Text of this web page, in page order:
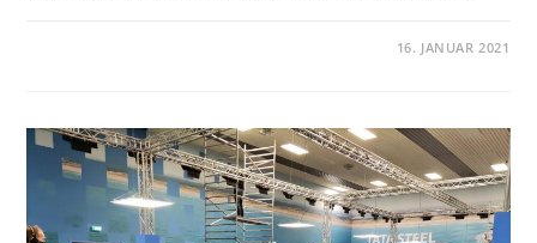
16. JANUAR 2021